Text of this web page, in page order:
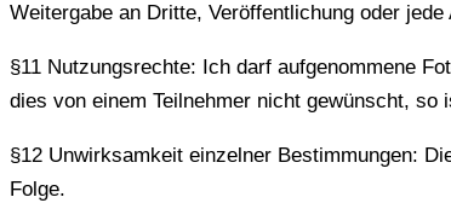
Weitergabe an Dritte, Veröffentlichung oder
§11 Nutzungsrechte: Ich darf aufgenommene
dies von einem Teilnehmer nicht gewünscht,
§12 Unwirksamkeit einzelner Bestimmungen:
Folge.